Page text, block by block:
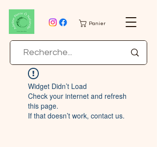
Panier
Widget Didn’t Load
Check your internet and refresh
this page.
If that doesn’t work, contact us.